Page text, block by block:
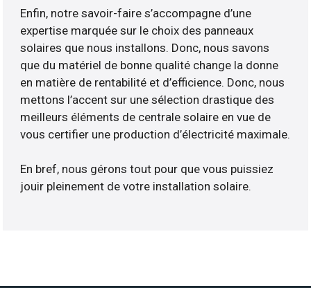
Enfin, notre savoir-faire s’accompagne d’une
expertise marquée sur le choix des panneaux
solaires que nous installons. Donc, nous savons
que du matériel de bonne qualité change la donne
en matière de rentabilité et d’efficience. Donc, nous
mettons l’accent sur une sélection drastique des
meilleurs éléments de centrale solaire en vue de
vous certifier une production d’électricité maximale.
En bref, nous gérons tout pour que vous puissiez
jouir pleinement de votre installation solaire.